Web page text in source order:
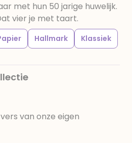
met hun 50 jarige huwelijk.
vier je met taart.
Hallmark Klassiek
van onze eigen